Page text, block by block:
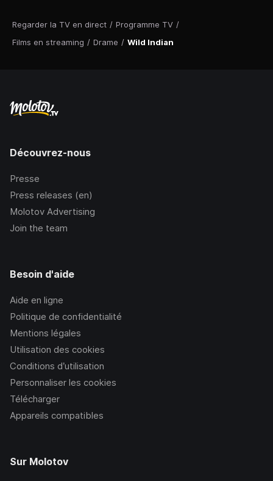
Regarder la TV en direct / Programme TV /
Films en streaming / Drame / Wild Indian
Découvrez-nous
Presse
Press releases (en)
Molotov Advertising
Join the team
Besoin d'aide
Aide en ligne
Politique de confidentialité
Mentions légales
Utilisation des cookies
Conditions d’utilisation
Personnaliser les cookies
Télécharger
Appareils compatibles
Sur Molotov